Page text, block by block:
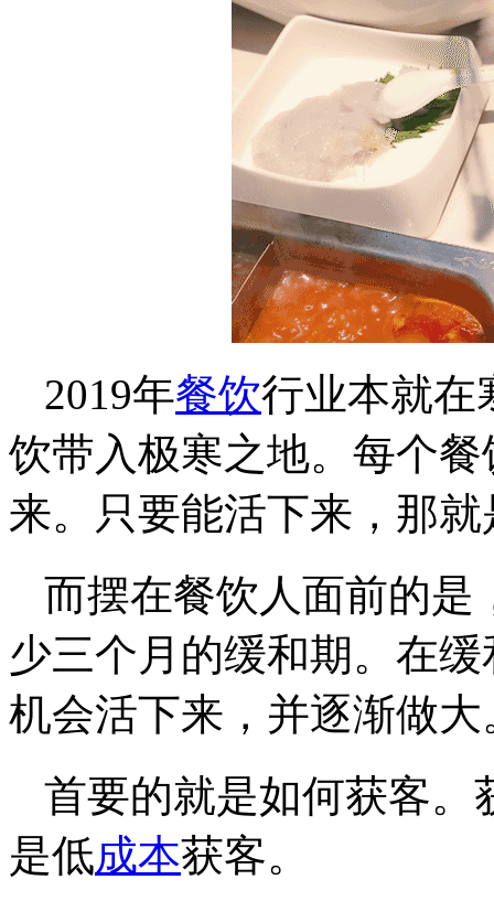
2019年餐饮行业本就在
饮带入极寒之地。每个
来。只要能活下来，那
而摆在餐饮人面前的是
少三个月的缓和期。在
机会活下来，并逐渐做大
首要的就是如何获客。
是低成本获客。